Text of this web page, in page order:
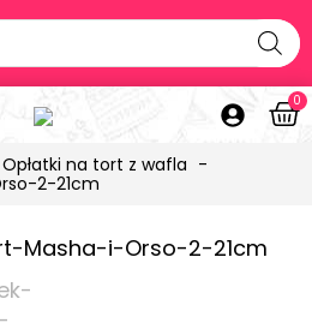
0
Opłatki na tort z wafla
2-21cm